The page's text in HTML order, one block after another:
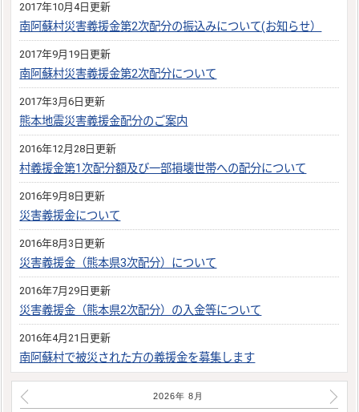
2017年10月4日更新
南阿蘇村災害義援金第2次配分の振込みについて(お知らせ）
2017年9月19日更新
南阿蘇村災害義援金第2次配分について
2017年3月6日更新
熊本地震災害義援金配分のご案内
2016年12月28日更新
村義援金第1次配分額及び一部損壊世帯への配分について
2016年9月8日更新
災害義援金について
2016年8月3日更新
災害義援金（熊本県3次配分）について
2016年7月29日更新
災害義援金（熊本県2次配分）の入金等について
2016年4月21日更新
南阿蘇村で被災された方の義援金を募集します
2026年 8 月